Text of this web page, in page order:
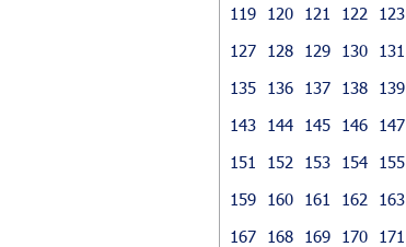
119
120 121 122 123
127
128 129 130 131
135
136 137 138 139
143
144 145 146 147
151
152 153 154 155
159
160 161 162 163
167
168 169 170 171